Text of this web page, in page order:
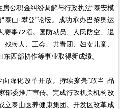
公积金纠纷调解与行政执法“泰安模
泰山·攀登”论坛。成功承办巴黎奥运
赛事72项。国防动员、人民防空、退
疾人、工会、共青团、妇女儿童、
西部协作等事业取得新成绩。
化改革开放。持续擦亮“敢当”品
部委推广宣传。完成行政机关机构改
立泰山医养健康集团。开发区改革成